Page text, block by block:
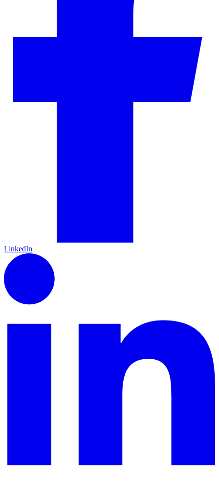
LinkedIn